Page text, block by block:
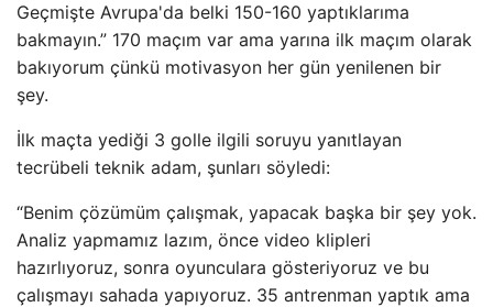
Geçmişte Avrupa'da belki 150-160 yaptıklarıma
bakmayın.” 170 maçım var ama yarına ilk maçım olarak
bakıyorum çünkü motivasyon her gün yenilenen bir
şey.
İlk maçta yediği 3 golle ilgili soruyu yanıtlayan
tecrübeli teknik adam, şunları söyledi:
“Benim çözümüm çalışmak, yapacak başka bir şey yok.
Analiz yapmamız lazım, önce video klipleri
hazırlıyoruz, sonra oyunculara gösteriyoruz ve bu
çalışmayı sahada yapıyoruz. 35 antrenman yaptık ama